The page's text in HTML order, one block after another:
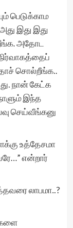
பெடுக்காம
இது இது
அதோட
சொல்றீங்க..
நான் கேட்க
இந்த
செய்வீங்கனு
உத்தேசமா
என்றார்
லாபமா..?